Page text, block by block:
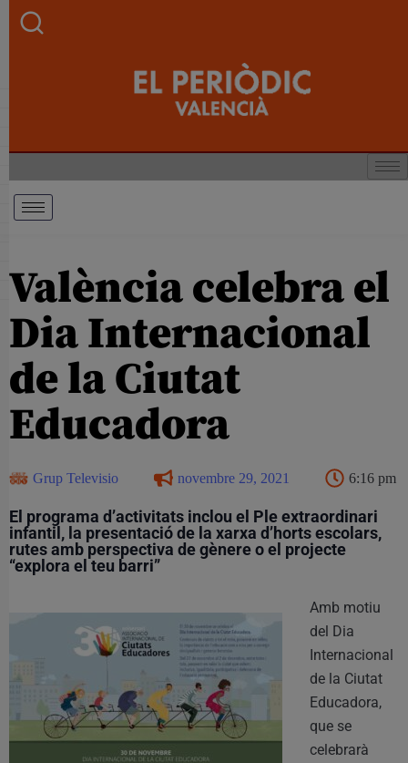
València celebra el
Dia Internacional
de la Ciutat
Educadora
Grup Televisio novembre 29, 2021 6:16 pm
El programa d’activitats inclou el Ple extraordinari
infantil, la presentació de la xarxa d’horts escolars,
rutes amb perspectiva de gènere o el projecte
“explora el teu barri”
Amb motiu
del Dia
Internacional
de la Ciutat
Educadora,
que se
celebrarà